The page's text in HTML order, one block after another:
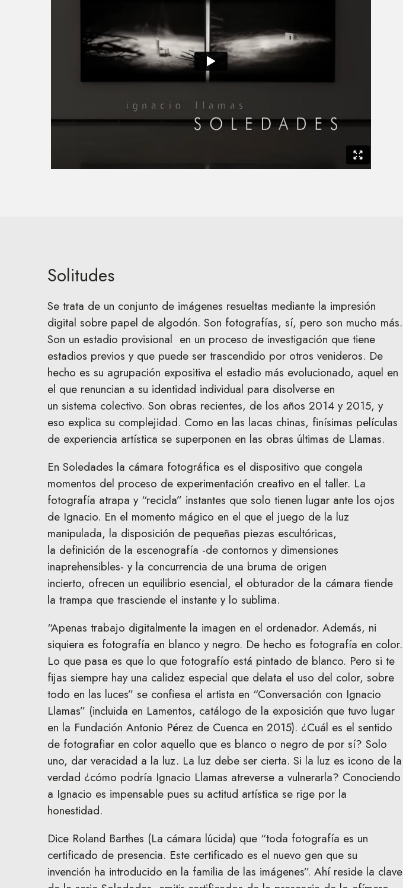
Solitudes
Se trata de un conjunto de imágenes resueltas mediante la impresión
digital sobre papel de algodón. Son fotografías, sí, pero son mucho más.
Son un estadio provisional en un proceso de investigación que tiene
estadios previos y que puede ser trascendido por otros venideros. De
hecho es su agrupación expositiva el estadio más evolucionado, aquel en
el que renuncian a su identidad individual para disolverse en
un sistema colectivo. Son obras recientes, de los años 2014 y 2015, y
eso explica su complejidad. Como en las lacas chinas, finísimas películas
de experiencia artística se superponen en las obras últimas de Llamas.
En Soledades la cámara fotográfica es el dispositivo que congela
momentos del proceso de experimentación creativo en el taller. La
fotografía atrapa y “recicla” instantes que solo tienen lugar ante los ojos
de Ignacio. En el momento mágico en el que el juego de la luz
manipulada, la disposición de pequeñas piezas escultóricas,
la definición de la escenografía -de contornos y dimensiones
inaprehensibles- y la concurrencia de una bruma de origen
incierto, ofrecen un equilibrio esencial, el obturador de la cámara tiende
la trampa que trasciende el instante y lo sublima.
“Apenas trabajo digitalmente la imagen en el ordenador. Además, ni
siquiera es fotografía en blanco y negro. De hecho es fotografía en color.
Lo que pasa es que lo que fotografío está pintado de blanco. Pero si te
fijas siempre hay una calidez especial que delata el uso del color, sobre
todo en las luces” se confiesa el artista en “Conversación con Ignacio
Llamas” (incluida en Lamentos, catálogo de la exposición que tuvo lugar
en la Fundación Antonio Pérez de Cuenca en 2015). ¿Cuál es el sentido
de fotografiar en color aquello que es blanco o negro de por sí? Solo
uno, dar veracidad a la luz. La luz debe ser cierta. Si la luz es icono de la
verdad ¿cómo podría Ignacio Llamas atreverse a vulnerarla? Conociendo
a Ignacio es impensable pues su actitud artística se rige por la
honestidad.
Dice Roland Barthes (La cámara lúcida) que “toda fotografía es un
certificado de presencia. Este certificado es el nuevo gen que su
invención ha introducido en la familia de las imágenes”. Ahí reside la clave